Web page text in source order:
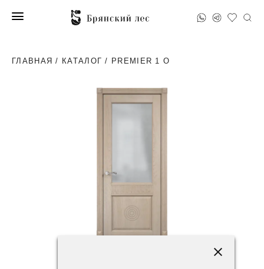
ГЛАВНАЯ / КАТАЛОГ / PREMIER 1 O